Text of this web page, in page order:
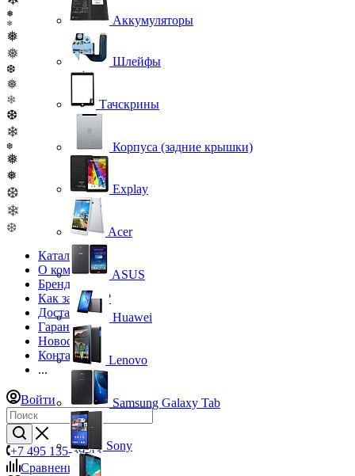
❅
❄
❅
❅
❆
❅
❄
❆
❄
❆
❅
❅
❆
❄
❆
Каталог
О компании
Бренды
Как заказать?
Доставка
Гарантия
Новости
Контакты
...
Войти
+7 495 135-39-43
Сравнение
0
Аккумуляторы
Шлейфы
Тачскрины
Корпуса (задние крышки)
Explay
Acer
ASUS
Huawei
Lenovo
Samsung Galaxy Tab
Sony